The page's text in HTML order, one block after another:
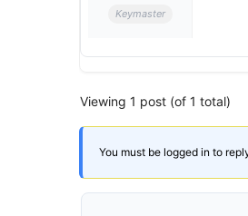
Keymaster
Viewing 1 post (of 1 total)
You must be logged in to